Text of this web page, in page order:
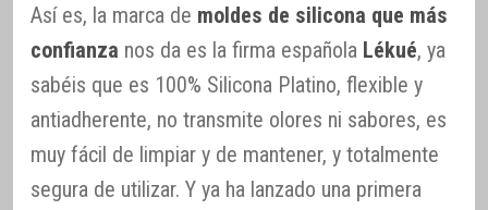
Así es, la marca de moldes de silicona que más
confianza nos da es la firma española Lékué, ya
sabéis que es 100% Silicona Platino, flexible y
antiadherente, no transmite olores ni sabores, es
muy fácil de limpiar y de mantener, y totalmente
segura de utilizar. Y ya ha lanzado una primera